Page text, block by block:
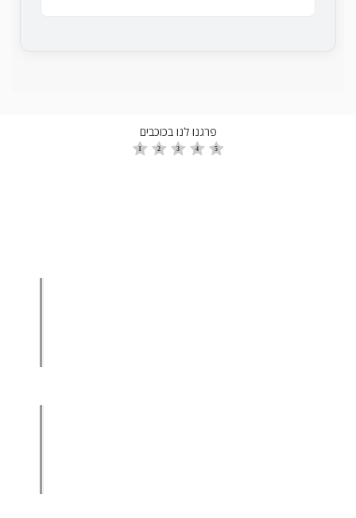
פרגנו לנו בכוכבים